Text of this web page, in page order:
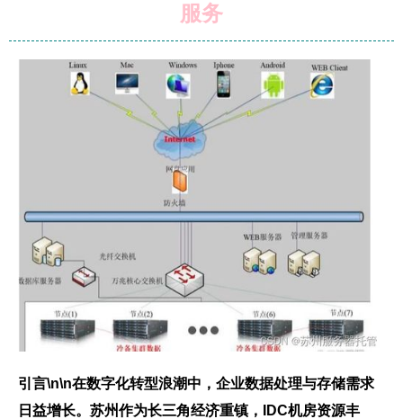
服务
引言\n\n在数字化转型浪潮中，企业数据处理与存储需求
日益增长。苏州作为长三角经济重镇，IDC机房资源丰